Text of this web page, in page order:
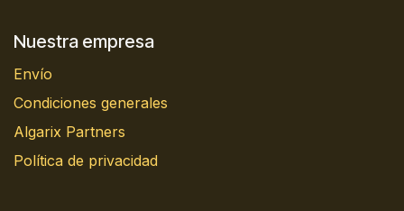
Nuestra empresa
Envío
Condiciones generales
Algarix Partners
Política de privacidad